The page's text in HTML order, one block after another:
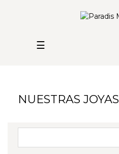
Navegación
☰
NUESTRAS JOYAS